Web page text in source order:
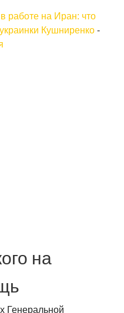
работе на Иран: что
Кушниренко -
на
Генеральной